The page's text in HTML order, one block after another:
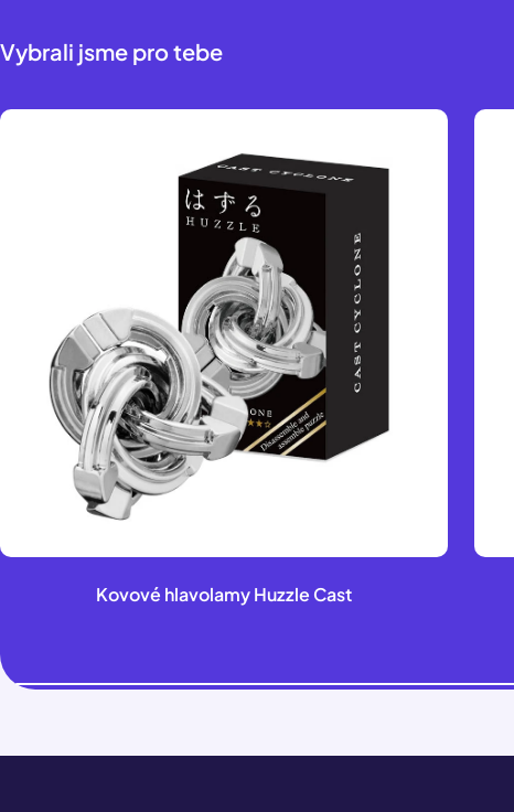
Vybrali jsme pro tebe
Kovové hlavolamy Huzzle Cast